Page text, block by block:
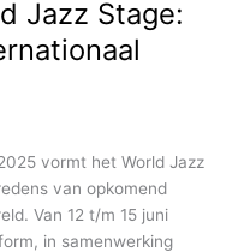
Jazz Stage:
vormt het World Jazz
van opkomend
Van 12 t/m 15 juni
in samenwerking